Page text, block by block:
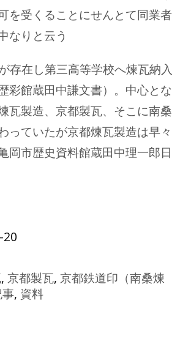
を受くることにせんとて同業者
なりと云う
存在し第三高等学校へ煉瓦納入
彩館蔵田中謙文書）。中心とな
瓦製造、京都製瓦、そこに南桑
っていたが京都煉瓦製造は早々
岡市歴史資料館蔵田中理一郎日
20
, 京都製瓦, 京都鉄道印（南桑煉
, 資料